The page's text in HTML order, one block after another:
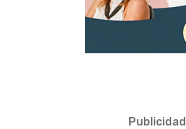
Publicidad